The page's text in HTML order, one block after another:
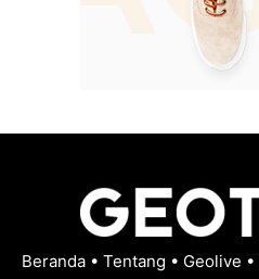
Beranda • Tentang • Geolive •